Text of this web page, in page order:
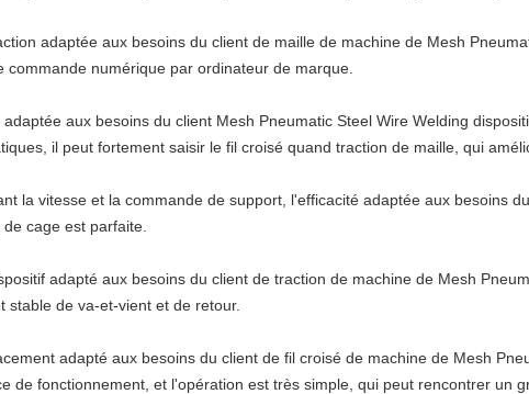
adaptée aux besoins du client de maille de machine de Mesh
commande numérique par ordinateur de marque.
adaptée aux besoins du client Mesh Pneumatic Steel Wire Welding
il peut fortement saisir le fil croisé quand traction de maille, qui
la vitesse et la commande de support, l'efficacité adaptée aux besoins
de cage est parfaite.
adapté aux besoins du client de traction de machine de Mesh
stable de va-et-vient et de retour.
adapté aux besoins du client de fil croisé de machine de Mesh
de fonctionnement, et l'opération est très simple, qui peut rencontrer un